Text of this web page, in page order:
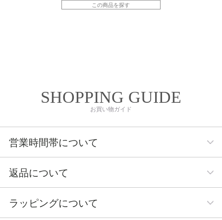
この商品を探す
SHOPPING GUIDE
お買い物ガイド
営業時間帯について
返品について
ラッピングについて